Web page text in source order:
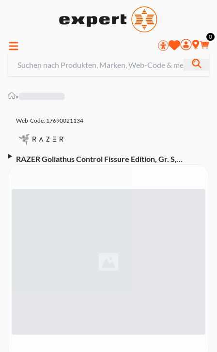
0
»
Web-Code: 17690021134
RAZER Goliathus Control Fissure Edition, Gr. S,